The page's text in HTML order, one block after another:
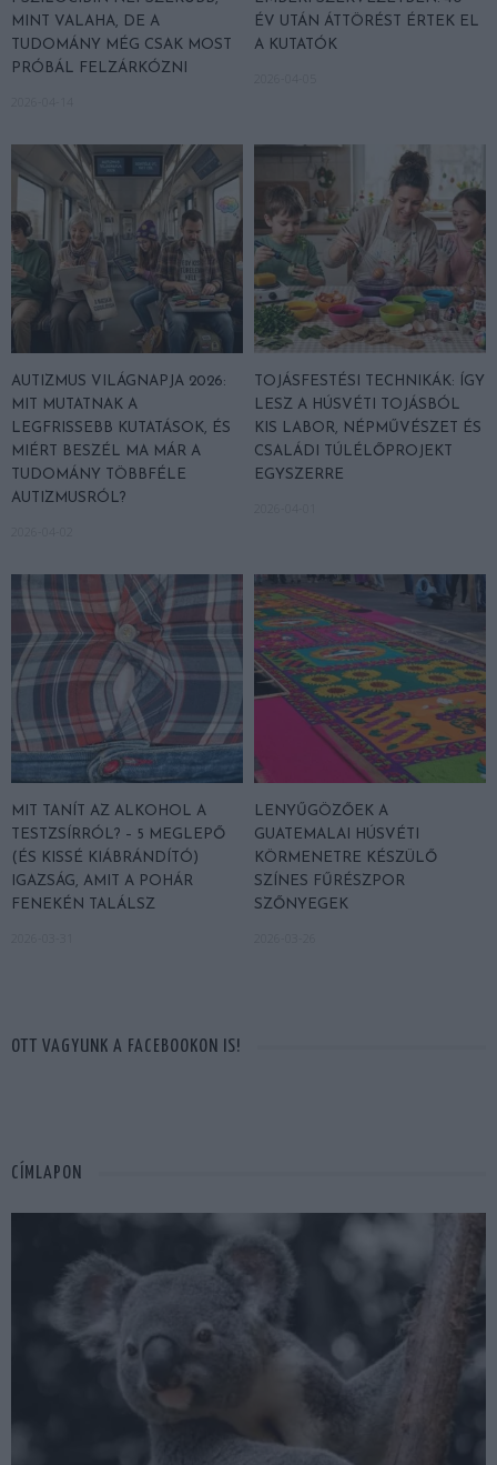
MINT VALAHA, DE A
TUDOMÁNY MÉG CSAK MOST
PRÓBÁL FELZÁRKÓZNI
ÉV UTÁN ÁTTÖRÉST ÉRTEK EL
A KUTATÓK
AUTIZMUS VILÁGNAPJA 2026:
MIT MUTATNAK A
LEGFRISSEBB KUTATÁSOK, ÉS
MIÉRT BESZÉL MA MÁR A
TUDOMÁNY TÖBBFÉLE
AUTIZMUSRÓL?
TOJÁSFESTÉSI TECHNIKÁK: ÍGY
LESZ A HÚSVÉTI TOJÁSBÓL
KIS LABOR, NÉPMŰVÉSZET ÉS
CSALÁDI TÚLÉLŐPROJEKT
EGYSZERRE
MIT TANÍT AZ ALKOHOL A
TESTZSÍRRÓL? – 5 MEGLEPŐ
(ÉS KISSÉ KIÁBRÁNDÍTÓ)
IGAZSÁG, AMIT A POHÁR
FENEKÉN TALÁLSZ
LENYŰGÖZŐEK A
GUATEMALAI HÚSVÉTI
KÖRMENETRE KÉSZÜLŐ
SZÍNES FŰRÉSZPOR
SZŐNYEGEK
OTT VAGYUNK A FACEBOOKON IS!
CÍMLAPON